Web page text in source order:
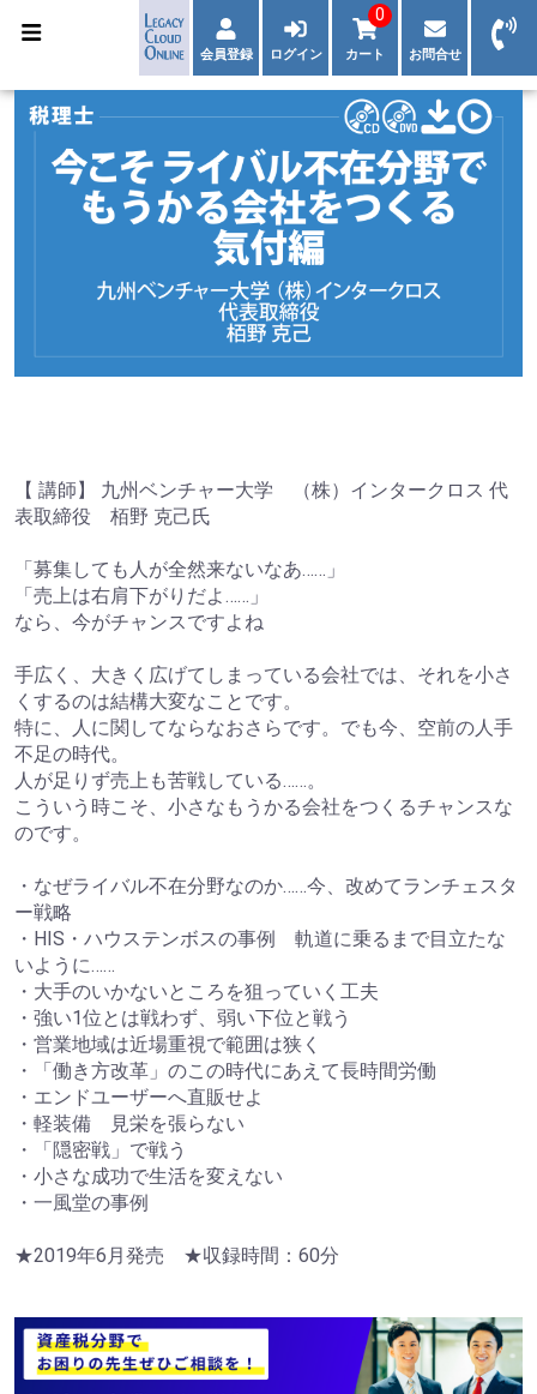
会員登録 ログイン カート
0
お問合せ
【 講師】 九州ベンチャー大学 （株）インタークロス 代
表取締役 栢野 克己氏
「募集しても人が全然来ないなあ……」
「売上は右肩下がりだよ……」
なら、今がチャンスですよね
手広く、大きく広げてしまっている会社では、それを小さ
くするのは結構大変なことです。
特に、人に関してならなおさらです。でも今、空前の人手
不足の時代。
人が足りず売上も苦戦している……。
こういう時こそ、小さなもうかる会社をつくるチャンスな
のです。
・なぜライバル不在分野なのか……今、改めてランチェスタ
ー戦略
・HIS・ハウステンボスの事例 軌道に乗るまで目立たな
いように……
・大手のいかないところを狙っていく工夫
・強い1位とは戦わず、弱い下位と戦う
・営業地域は近場重視で範囲は狭く
・「働き方改革」のこの時代にあえて長時間労働
・エンドユーザーへ直販せよ
・軽装備 見栄を張らない
・「隠密戦」で戦う
・小さな成功で生活を変えない
・一風堂の事例
★2019年6月発売 ★収録時間：60分